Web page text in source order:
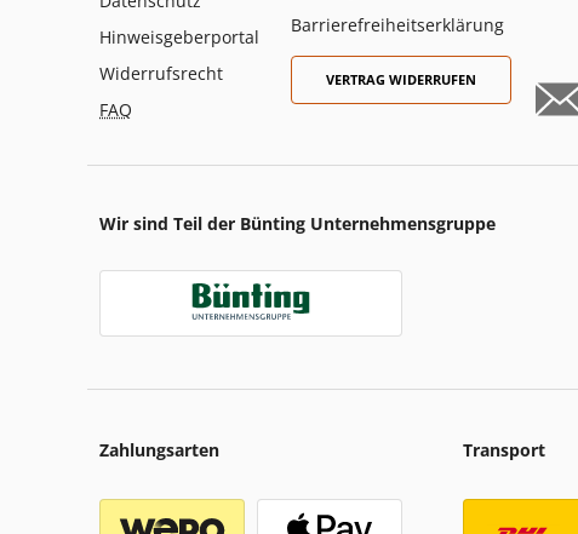
Hinweisgeberportal
Widerrufsrecht
FAQ
Barrierefreiheitserklärung
VERTRAG WIDERRUFEN
Wir sind Teil der Bünting Unternehmensgruppe
Zahlungsarten Transport